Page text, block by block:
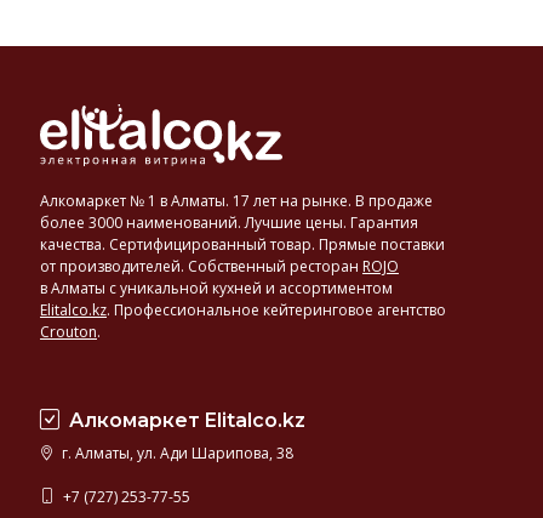
Основными
производителями
экспортерами
водки
являются
такие
страны,
как
США,
Финляндия,
Германия.
качественная
Алкомаркет № 1 в Алматы. 17 лет на рынке. В продаже
более 3000 наименований. Лучшие цены. Гарантия
качества. Сертифицированный товар. Прямые поставки
от производителей. Собственный ресторан ROJO
в Алматы с уникальной кухней и ассортиментом
Elitalco.kz. Профессиональное кейтеринговое агентство
Crouton.
Алкомаркет Elitalco.kz
г. Алматы, ул. Ади Шарипова, 38
+7 (727) 253-77-55